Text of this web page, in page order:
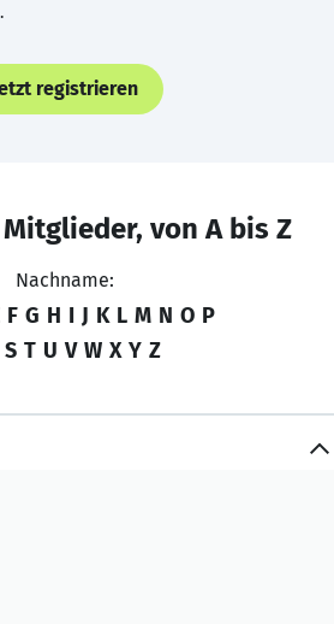
registrieren
Mitglieder, von A bis Z
Nachname:
F G H I J K L M N O P
S T U V W X Y Z